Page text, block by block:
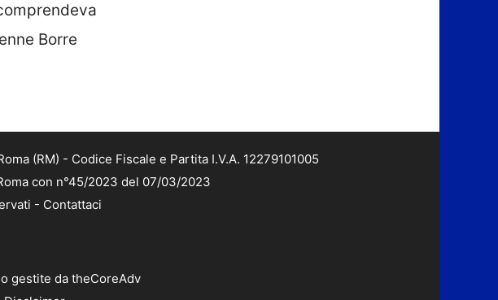
Borre
(RM) - Codice Fiscale e Partita I.V.A. 12279101005
con n°45/2023 del 07/03/2023
- Contattaci
gestite da theCoreAdv